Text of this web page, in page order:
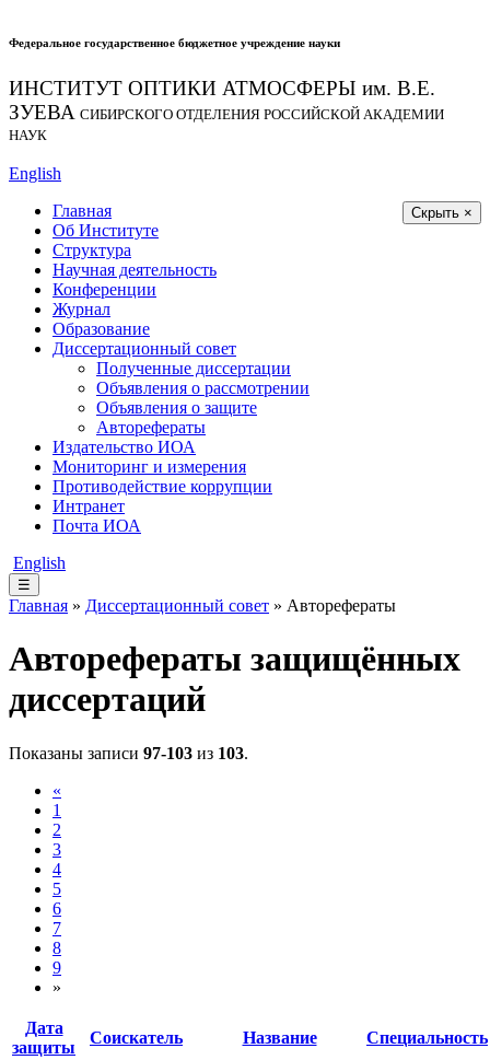
Федеральное государственное бюджетное учреждение науки
ИНСТИТУТ ОПТИКИ АТМОСФЕРЫ им. В.Е.
ЗУЕВА СИБИРСКОГО ОТДЕЛЕНИЯ РОССИЙСКОЙ АКАДЕМИИ
НАУК
English
Скрыть ×
Главная
Об Институте
Структура
Научная деятельность
Конференции
Журнал
Образование
Диссертационный совет
Полученные диссертации
Объявления о рассмотрении
Объявления о защите
Авторефераты
Издательство ИОА
Мониторинг и измерения
Противодействие коррупции
Интранет
Почта ИОА
English
☰
Главная » Диссертационный совет » Авторефераты
Авторефераты защищённых
диссертаций
Показаны записи 97-103 из 103.
«
1
2
3
4
5
6
7
8
9
»
Дата
защиты
Соискатель Название Специальность